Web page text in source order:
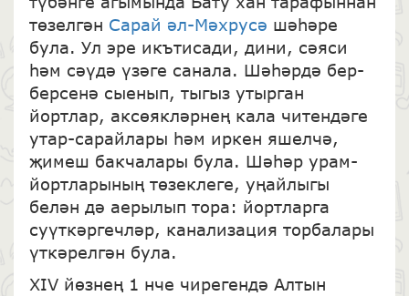
төзелгән Сарай әл-Мәхрусә шәһәре
була. Ул эре икътисади, дини, сәяси
һәм сәүдә үзәге санала. Шәһәрдә бер-
берсенә сыенып, тыгыз утырган
йортлар, аксөякләрнең кала читендәге
утар-сарайлары һәм иркен яшелчә,
җимеш бакчалары була. Шәһәр урам-
йортларының төзеклеге, уңайлыгы
белән дә аерылып тора: йортларга
суүткәргечләр, канализация торбалары
үткәрелгән була.
XIV йөзнең 1 нче чирегендә Алтын